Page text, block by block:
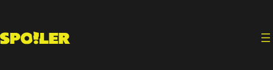
contenido